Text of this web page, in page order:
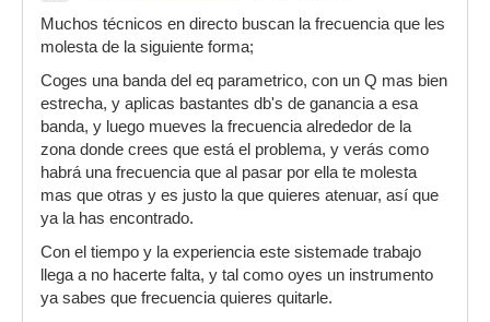
Muchos técnicos en directo buscan la frecuencia que les
molesta de la siguiente forma;
Coges una banda del eq parametrico, con un Q mas bien
estrecha, y aplicas bastantes db's de ganancia a esa
banda, y luego mueves la frecuencia alrededor de la
zona donde crees que está el problema, y verás como
habrá una frecuencia que al pasar por ella te molesta
mas que otras y es justo la que quieres atenuar, así que
ya la has encontrado.
Con el tiempo y la experiencia este sistemade trabajo
llega a no hacerte falta, y tal como oyes un instrumento
ya sabes que frecuencia quieres quitarle.